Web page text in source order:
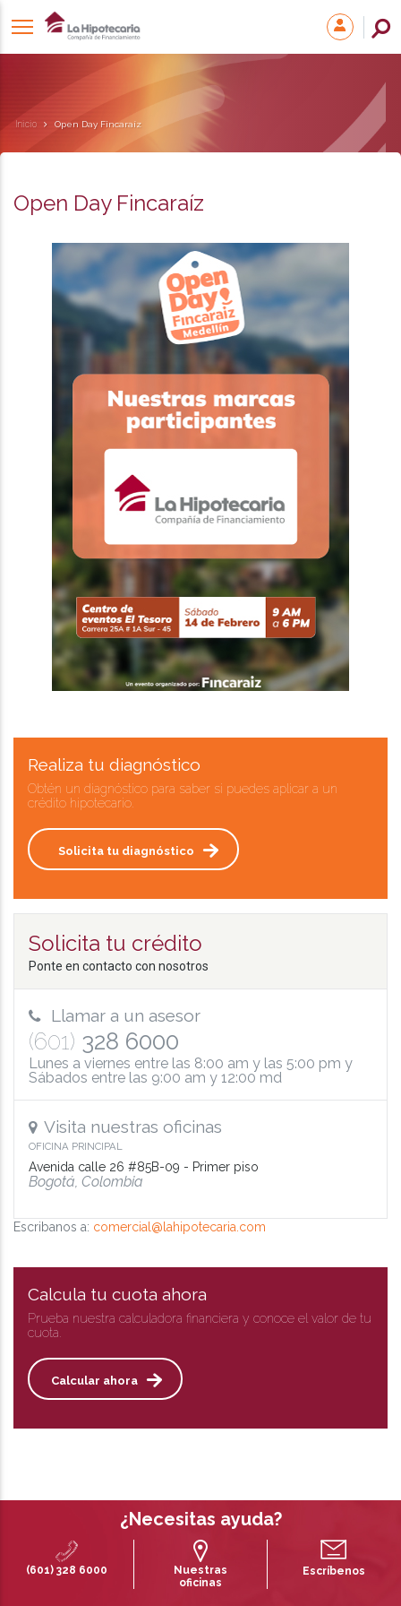
Inicio Open Day Fincaraíz
Open Day Fincaraíz
Realiza tu diagnóstico
Obtén un diagnóstico para saber si puedes aplicar a un
crédito hipotecario.
Solicita tu diagnóstico
Solicita tu crédito
Ponte en contacto con nosotros
Llamar a un asesor
(601) 328 6000
Lunes a viernes entre las 8:00 am y las 5:00 pm y
Sábados entre las 9:00 am y 12:00 md
Visita nuestras oficinas
OFICINA PRINCIPAL
Avenida calle 26 #85B-09 - Primer piso
Bogotá, Colombia
Escribanos a: comercial@lahipotecaria.com
Calcula tu cuota ahora
Prueba nuestra calculadora financiera y conoce el valor de tu
cuota.
Calcular ahora
¿Necesitas ayuda?
(601) 328 6000
Nuestras
oficinas
Escríbenos